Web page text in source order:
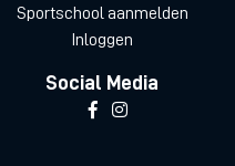
Sportschool aanmelden
Inloggen
Social Media